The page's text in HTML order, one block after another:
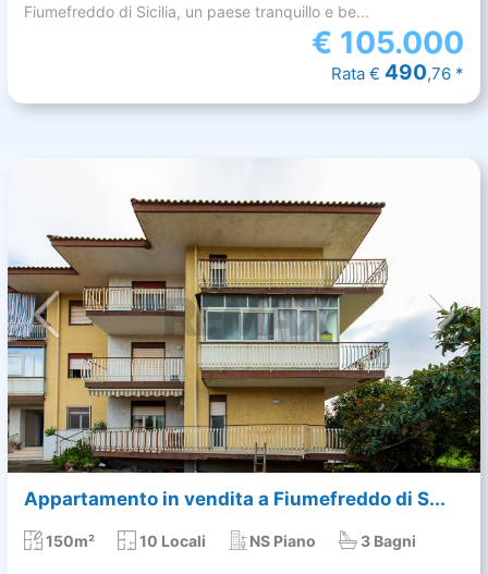
Fiumefreddo di Sicilia, un paese tranquillo e be...
€ 105.000
Rata € 490,76 *
Appartamento in vendita a Fiumefreddo di S...
150m² 10 Locali NS Piano 3 Bagni